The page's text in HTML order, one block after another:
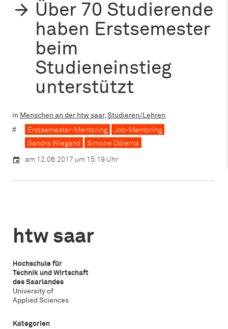
Über 70 Studierende
haben Erstsemester
beim
Studieneinstieg
unterstützt
in Menschen an der htw saar, Studieren/Lehren
Erstsemester-Mentoring
Job-Mentoring
Sandra Wiegand
Simone Odierna
am 12.06.2017 um 15:19 Uhr
htw saar
Hochschule für
Technik und Wirtschaft
des Saarlandes
University of
Applied Sciences
Kategorien